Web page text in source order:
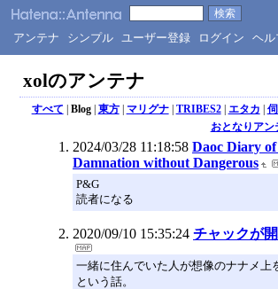
アンテナ シンプル ユーザー登録 ログイン ヘル
xolのアンテナ
すべて | Blog| 東方| マリグナ| TRIBES2| エタカ |
おとなりアン
2024/03/28 11:18:58 Daoc Diary
Damnation without Dangerous
P&G
読者になる
2020/09/10 15:35:24 チャックが
一緒に住んでいた人が想像のナナメ上
という話。